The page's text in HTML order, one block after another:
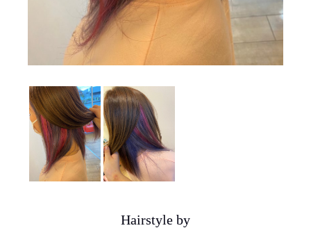
Hairstyle by